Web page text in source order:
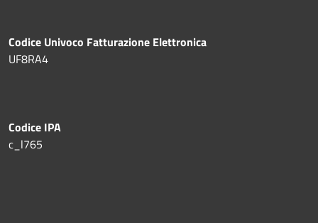
Codice Univoco Fatturazione Elettronica
UF8RA4
Codice IPA
c_l765